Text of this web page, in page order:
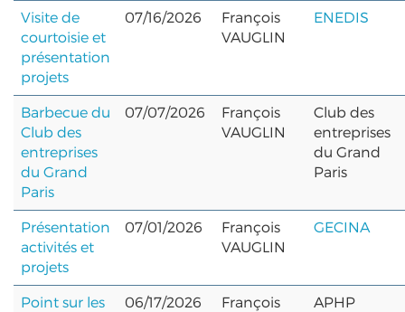
Visite de
courtoisie et
présentation
projets
07/16/2026
François
VAUGLIN
ENEDIS
Barbecue du
Club des
entreprises
du Grand
Paris
07/07/2026
François
VAUGLIN
Club des
entreprises
du Grand
Paris
Présentation
activités et
projets
07/01/2026
François
VAUGLIN
GECINA
Point sur les
06/17/2026
François
APHP